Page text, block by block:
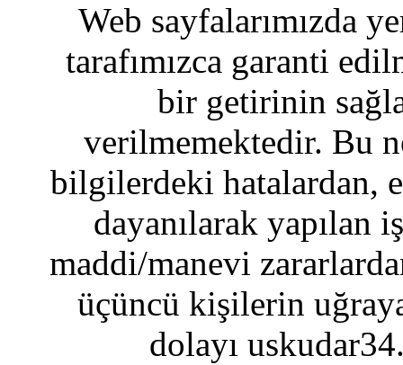
Web sayfalarımızda
tarafımızca garanti
bir getirinin
verilmemektedir. Bu
bilgilerdeki hatalardan,
dayanılarak yapılan
maddi/manevi
üçüncü kişilerin
dolayı